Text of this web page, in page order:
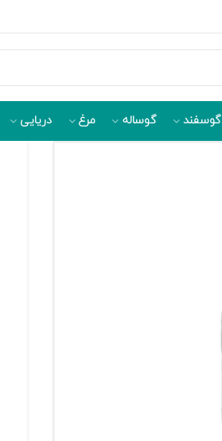
گوسفند گوساله مرغ دریایی